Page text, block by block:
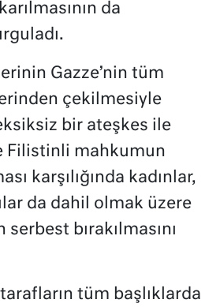
da
Gazze’nin tüm
çekilmesiyle
bir ateşkes ile
Filistinli mahkumun
karşılığında kadınlar,
da dahil olmak üzere
bırakılmasını
tüm başlıklarda